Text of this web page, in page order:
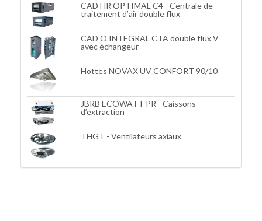
CAD HR OPTIMAL C4 - Centrale de
traitement d’air double flux
CAD O INTEGRAL CTA double flux V
avec échangeur
Hottes NOVAX UV CONFORT 90/10
JBRB ECOWATT PR - Caissons
d’extraction
THGT - Ventilateurs axiaux